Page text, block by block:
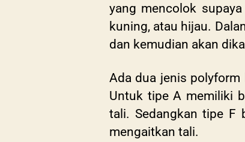
yang mencolok
kuning, atau hijau.
dan kemudian akan
Ada dua jenis polyform
Untuk tipe A memiliki
tali. Sedangkan tipe F
mengaitkan tali.